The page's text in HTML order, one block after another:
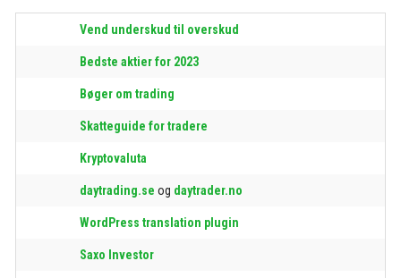
Vend underskud til overskud
Bedste aktier for 2023
Bøger om trading
Skatteguide for tradere
Kryptovaluta
daytrading.se og daytrader.no
WordPress translation plugin
Saxo Investor